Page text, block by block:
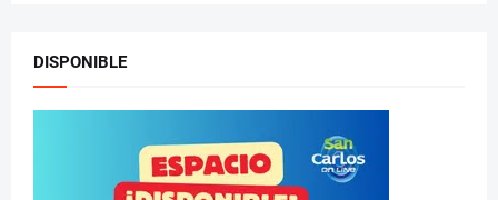
DISPONIBLE